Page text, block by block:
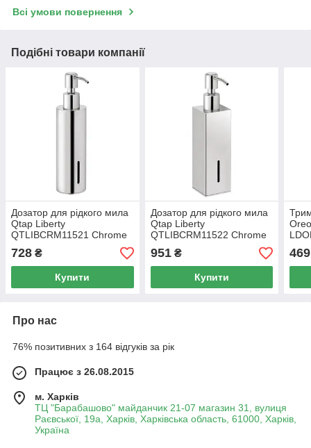
Всі умови повернення
Подібні товари компанії
Дозатор для рідкого мила
Qtap Liberty
QTLIBCRM11521 Chrome
728 ₴
Купити
Дозатор для рідкого мила
Qtap Liberty
QTLIBCRM11522 Chrome
951₴
Купити
469
Про нас
76% позитивних з 164 відгуків за рік
Працює з 26.08.2015
м. Харків
ТЦ "Барабашово" майданчик 21-07 магазин 31, вулиця
Раєвської, 19а, Харків, Харківська область, 61000, Харків,
Україна